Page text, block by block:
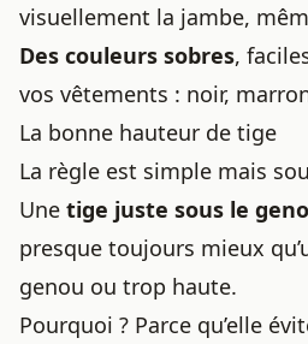
visuellement la jambe,
Des couleurs sobres,
vos vêtements : noir,
La bonne hauteur de tige
La règle est simple mais
Une tige juste sous le
presque toujours mieux
genou ou trop haute.
Pourquoi ? Parce qu’elle